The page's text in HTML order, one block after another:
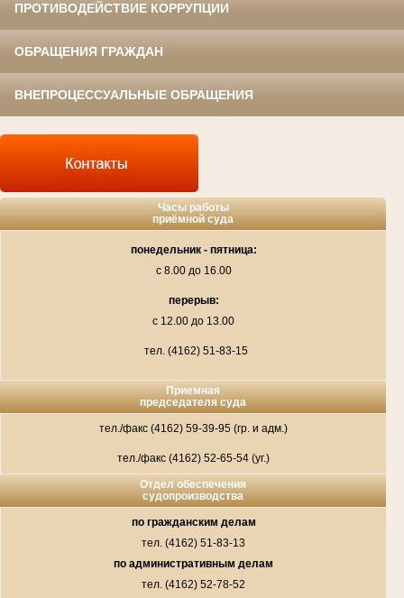
ПРОТИВОДЕЙСТВИЕ КОРРУПЦИИ
ОБРАЩЕНИЯ ГРАЖДАН
ВНЕПРОЦЕССУАЛЬНЫЕ ОБРАЩЕНИЯ
Часы работы
приёмной суда
понедельник - пятница:
с 8.00 до 16.00
перерыв:
с 12.00 до 13.00
тел. (4162) 51-83-15
Приемная
председателя суда
тел./факс (4162) 59-39-95 (гр. и адм.)
тел./факс (4162) 52-65-54 (уг.)
Отдел обеспечения
судопроизводства
по гражданским делам
тел. (4162) 51-83-13
по административным делам
тел. (4162) 52-78-52